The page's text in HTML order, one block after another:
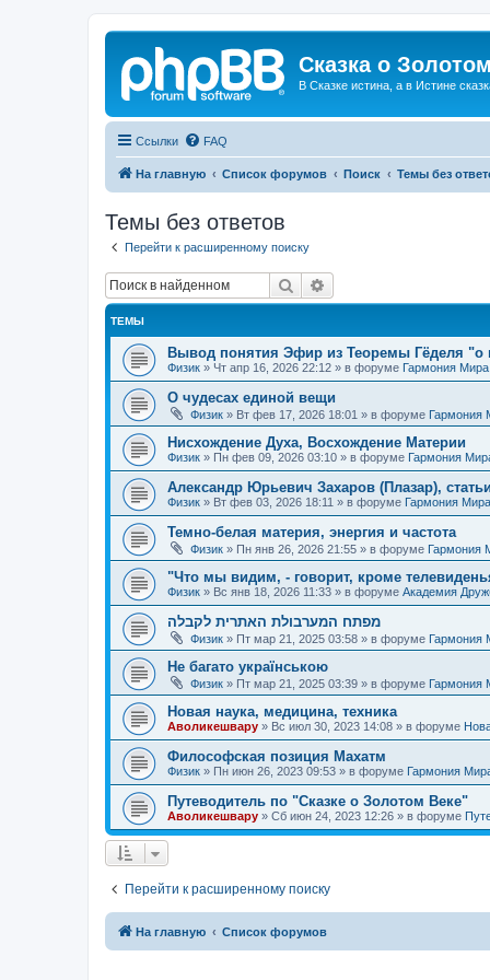
Сказка о
В Сказке истина, а в Истине
Ссылки FAQ
На главную Список форумов Поиск Темы без
Темы без ответов
Перейти к расширенному поиску
Поиск
ТЕМЫ
Вывод понятия Эфир из Теоремы Гёделя "о
Физик » Чт апр 16, 2026 22:12 » в форуме Гармония Мира
О чудесах единой вещи
Физик » Вт фев 17, 2026 18:01 » в форуме Гармония
Нисхождение Духа, Восхождение Материи
Физик » Пн фев 09, 2026 03:10 » в форуме Гармония
Александр Юрьевич Захаров (Плазар), статьи
Физик » Вт фев 03, 2026 18:11 » в форуме Гармония Мира
Темно-белая материя, энергия и частота
Физик » Пн янв 26, 2026 21:55 » в форуме Гармония
"Что мы видим, - говорит, кроме
Физик » Вс янв 18, 2026 11:33 » в форуме Академия
מפתח המערבולת האתרית לקבלה
Физик » Пт мар 21, 2025 03:58 » в форуме Гармония
Не багато українською
Физик » Пт мар 21, 2025 03:39 » в форуме Гармония
Новая наука, медицина, техника
Аволикешвару » Вс июл 30, 2023 14:08 » в форуме
Философская позиция Махатм
Физик » Пн июн 26, 2023 09:53 » в форуме Гармония
Путеводитель по "Сказке о Золотом Веке"
Аволикешвару » Сб июн 24, 2023 12:26 » в форуме
Перейти к расширенному поиску
На главную Список форумов